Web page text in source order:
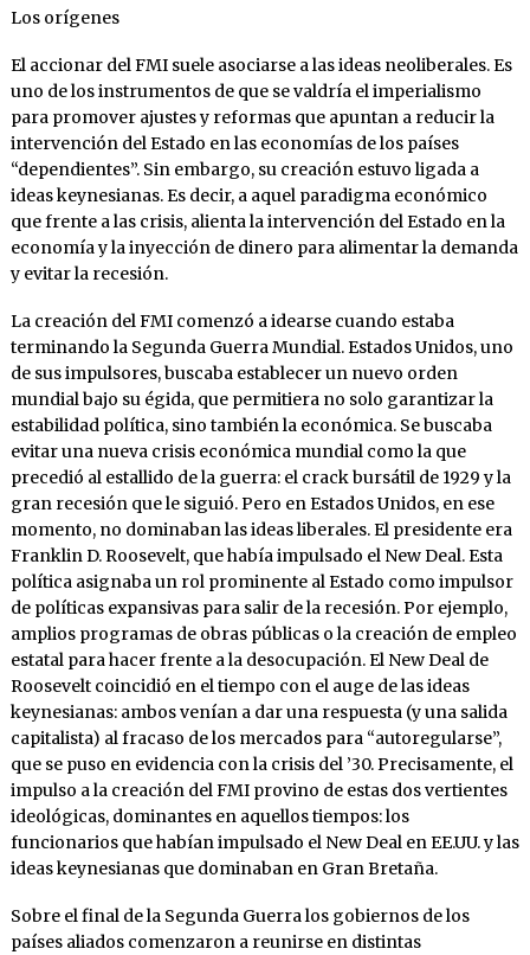
Los orígenes
El accionar del FMI suele asociarse a las ideas neoliberales. Es
uno de los instrumentos de que se valdría el imperialismo
para promover ajustes y reformas que apuntan a reducir la
intervención del Estado en las economías de los países
“dependientes”. Sin embargo, su creación estuvo ligada a
ideas keynesianas. Es decir, a aquel paradigma económico
que frente a las crisis, alienta la intervención del Estado en la
economía y la inyección de dinero para alimentar la demanda
y evitar la recesión.
La creación del FMI comenzó a idearse cuando estaba
terminando la Segunda Guerra Mundial. Estados Unidos, uno
de sus impulsores, buscaba establecer un nuevo orden
mundial bajo su égida, que permitiera no solo garantizar la
estabilidad política, sino también la económica. Se buscaba
evitar una nueva crisis económica mundial como la que
precedió al estallido de la guerra: el crack bursátil de 1929 y la
gran recesión que le siguió. Pero en Estados Unidos, en ese
momento, no dominaban las ideas liberales. El presidente era
Franklin D. Roosevelt, que había impulsado el New Deal. Esta
política asignaba un rol prominente al Estado como impulsor
de políticas expansivas para salir de la recesión. Por ejemplo,
amplios programas de obras públicas o la creación de empleo
estatal para hacer frente a la desocupación. El New Deal de
Roosevelt coincidió en el tiempo con el auge de las ideas
keynesianas: ambos venían a dar una respuesta (y una salida
capitalista) al fracaso de los mercados para “autoregularse”,
que se puso en evidencia con la crisis del ’30. Precisamente, el
impulso a la creación del FMI provino de estas dos vertientes
ideológicas, dominantes en aquellos tiempos: los
funcionarios que habían impulsado el New Deal en EE.UU. y las
ideas keynesianas que dominaban en Gran Bretaña.
Sobre el final de la Segunda Guerra los gobiernos de los
países aliados comenzaron a reunirse en distintas